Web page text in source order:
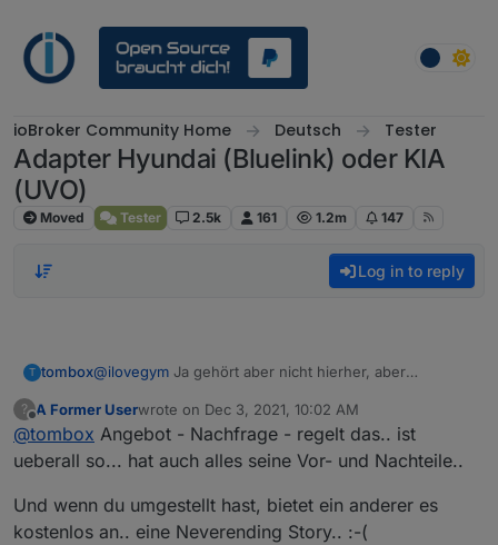
ioBroker Community Home Deutsch Tester
Adapter Hyundai (Bluelink) oder KIA
(UVO)
Moved Tester 2.5k 161 1.2m 147
Log in to reply
T tombox@ilovegym Ja gehört aber nicht hierher, aber
verdienen. Werde ich wohl auch auf Adapter
Abomodell umstellen
?
Offline
A Former Userwrote on Dec 3, 2021, 10:02 AM
last edited by
@tombox Angebot - Nachfrage - regelt das.. ist
ueberall so... hat auch alles seine Vor- und Nachteile..
Und wenn du umgestellt hast, bietet ein anderer es
kostenlos an.. eine Neverending Story.. :-(